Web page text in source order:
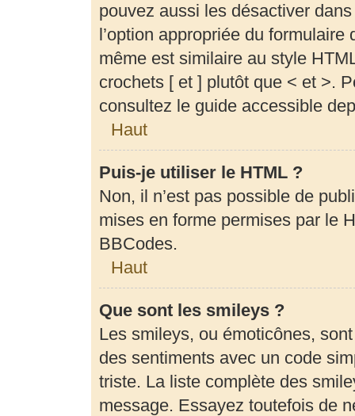
pouvez aussi les désactiver
l’option appropriée du
même est similaire au style
crochets [ et ] plutôt que < et >.
consultez le guide accessible
Haut
Puis-je utiliser le HTML ?
Non, il n’est pas possible de
mises en forme permises par le
BBCodes.
Haut
Que sont les smileys ?
Les smileys, ou émoticônes,
des sentiments avec un code
triste. La liste complète des
message. Essayez toutefois de